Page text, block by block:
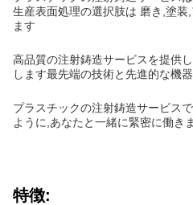
生産表面処理の選択肢は 磨き,塗
ます
高品質の注射鋳造サービスを提供
します最先端の技術と先進的な機
プラスチックの注射鋳造サービス
ように,あなたと一緒に緊密に働き
特徴: